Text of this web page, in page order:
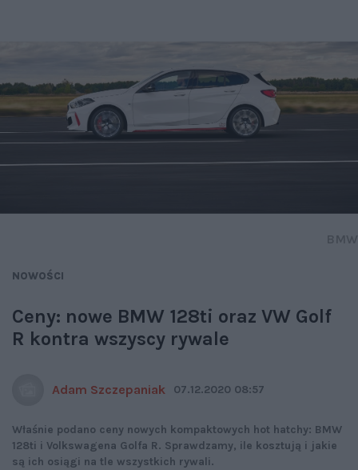
NOWOŚCI
Ceny: nowe BMW 128ti oraz VW Golf
R kontra wszyscy rywale
Adam Szczepaniak 07.12.2020 08:57
Właśnie podano ceny nowych kompaktowych hot hatchy: BMW
128ti i Volkswagena Golfa R. Sprawdzamy, ile kosztują i jakie
są ich osiągi na tle wszystkich rywali.